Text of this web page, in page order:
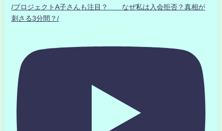
/プロジェクトA子さんも注目？ なぜ私は入会拒否？真相が
刺さる3分間？/